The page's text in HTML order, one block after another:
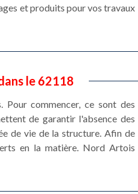
et produits pour vos travaux
le 62118
commencer, ce sont des
de garantir l'absence des
de vie de la structure. Afin de
en la matière. Nord Artois